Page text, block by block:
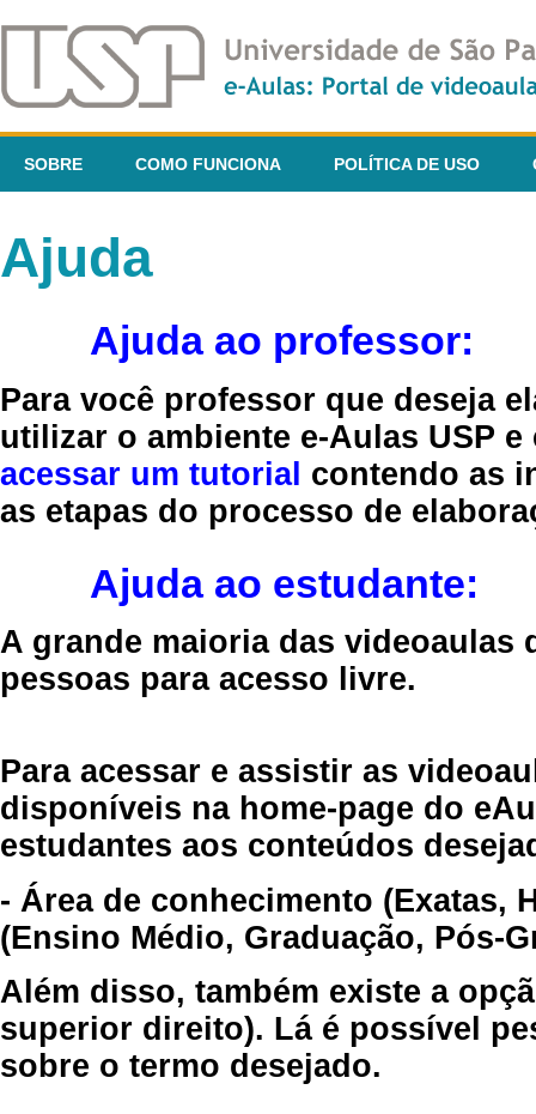
SOBRE COMO FUNCIONA POLÍTICA DE USO
Ajuda
Ajuda ao professor:
Para você professor que deseja
utilizar o ambiente e-Aulas USP
acessar um tutorial contendo as
as etapas do processo de
Ajuda ao estudante:
A grande maioria das videoaulas
pessoas para acesso livre.
Para acessar e assistir as
disponíveis na home-page do
estudantes aos conteúdos
- Área de conhecimento (Exatas,
(Ensino Médio, Graduação, Pós-
Além disso, também existe a
superior direito). Lá é possível
sobre o termo desejado.